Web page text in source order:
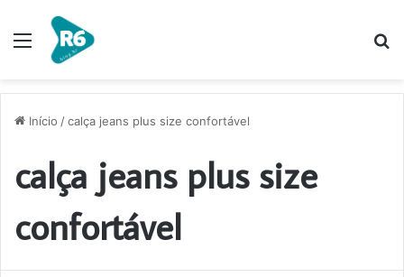
Menu
Início /calça jeans plus size confortável
calça jeans plus size
confortável